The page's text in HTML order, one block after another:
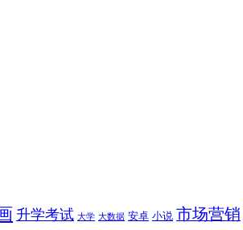
升学考试 大学 大数据 安卓 小说 市场营销